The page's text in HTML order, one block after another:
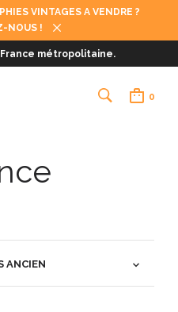
VINTAGES A VENDRE ?
NOUS !
métropolitaine.
0